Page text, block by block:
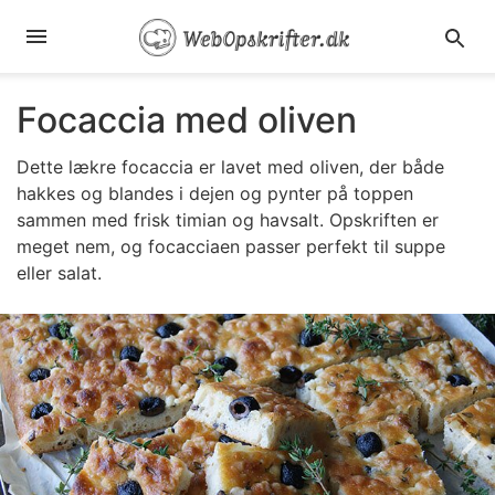
Focaccia med oliven
Dette lækre focaccia er lavet med oliven, der både
hakkes og blandes i dejen og pynter på toppen
sammen med frisk timian og havsalt. Opskriften er
meget nem, og focacciaen passer perfekt til suppe
eller salat.